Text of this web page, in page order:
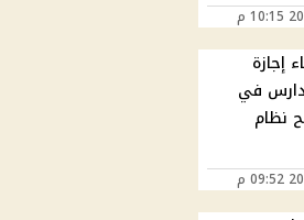
إجازة
في
نظام